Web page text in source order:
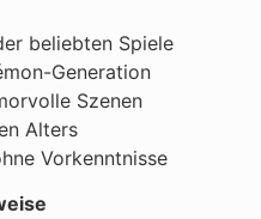
beliebten Spiele
Generation
Szenen
Alters
Vorkenntnisse